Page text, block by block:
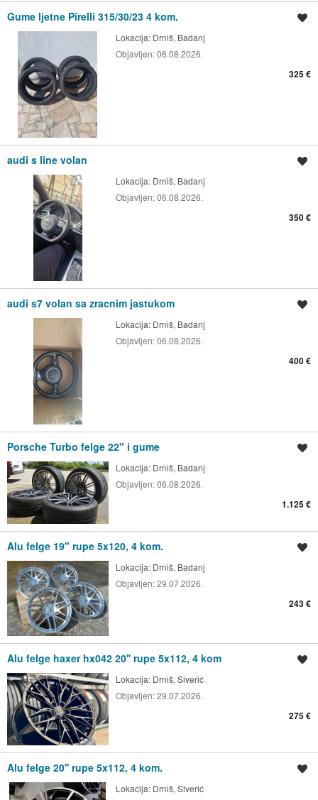
Gume ljetne Pirelli 315/30/23 4 kom.
Lokacija: Drniš, Badanj
Objavljen:06.08.2026.
325 €
audi s line volan
Lokacija: Drniš, Badanj
Objavljen:06.08.2026.
350 €
audi s7 volan sa zracnim jastukom
Lokacija: Drniš, Badanj
Objavljen:06.08.2026.
400 €
Porsche Turbo felge 22" i gume
Lokacija: Drniš, Badanj
Objavljen:06.08.2026.
1.125 €
Alu felge 19" rupe 5x120, 4 kom.
Lokacija: Drniš, Badanj
Objavljen:29.07.2026.
243 €
Alu felge haxer hx042 20'' rupe 5x112, 4 kom
Lokacija: Drniš, Siverić
Objavljen:29.07.2026.
275 €
Alu felge 20'' rupe 5x112, 4 kom.
Lokacija: Drniš, Siverić